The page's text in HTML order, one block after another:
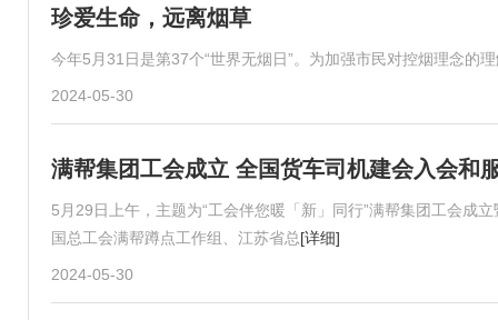
珍爱生命，远离烟草
今年5月31日是第37个“世界无烟日”。为加强市民对控烟理念的
2024-05-30
满帮集团工会成立 全国货车司机建会入会和
5月29日上午，主题为“工会伴您暖「新」同行”满帮集团工会成
国总工会满帮蹲点工作组、江苏省总[详细]
2024-05-30